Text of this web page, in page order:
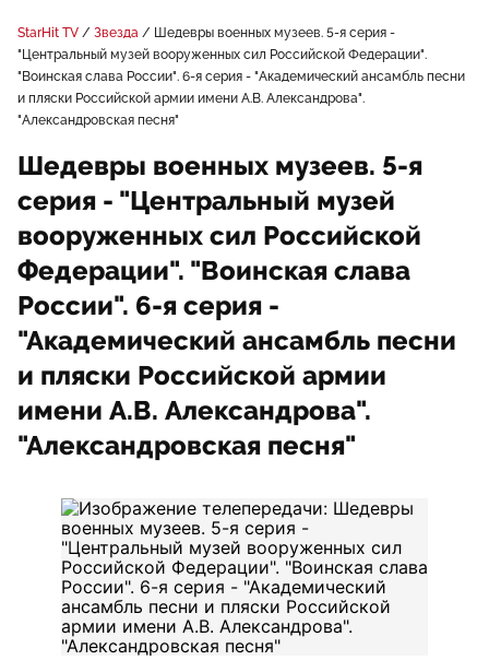
StarHit TV Звезда
Шедевры военных музеев. 5-я серия -
"Центральный музей вооруженных сил Российской Федерации".
"Воинская слава России". 6-я серия - "Академический ансамбль песни
и пляски Российской армии имени А.В. Александрова".
"Александровская песня"
Шедевры военных музеев. 5-я
серия - "Центральный музей
вооруженных сил Российской
Федерации". "Воинская слава
России". 6-я серия -
"Академический ансамбль песни
и пляски Российской армии
имени А.В. Александрова".
"Александровская песня"